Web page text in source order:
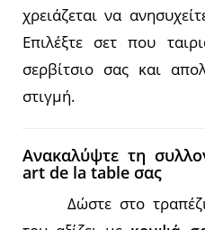
χρειάζεται να
Επιλέξτε σετ που
σερβίτσιο σας και
στιγμή.
Ανακαλύψτε τη
art de la table σας
Δώστε στο